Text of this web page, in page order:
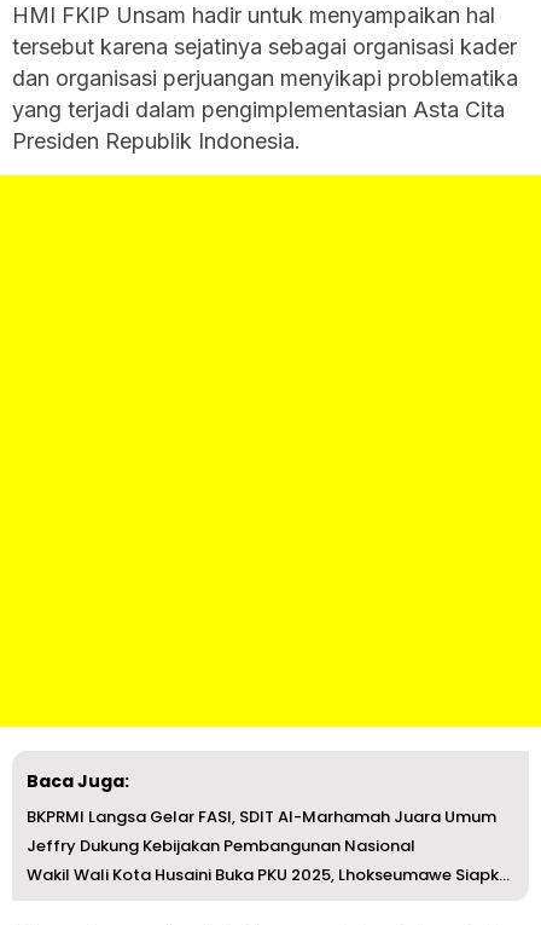
HMI FKIP Unsam hadir untuk menyampaikan hal
tersebut karena sejatinya sebagai organisasi kader
dan organisasi perjuangan menyikapi problematika
yang terjadi dalam pengimplementasian Asta Cita
Presiden Republik Indonesia.
Baca Juga:
BKPRMI Langsa Gelar FASI, SDIT Al-Marhamah Juara Umum
Jeffry Dukung Kebijakan Pembangunan Nasional
Wakil Wali Kota Husaini Buka PKU 2025, Lhokseumawe Siapka...